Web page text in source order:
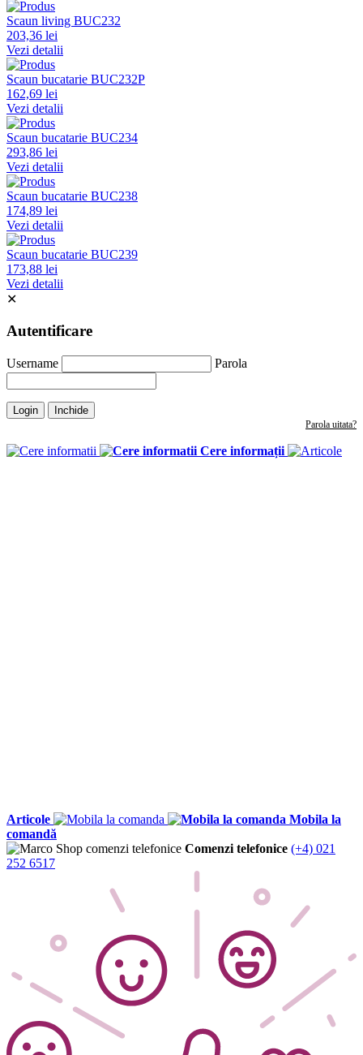
Scaun living BUC232
203,36 lei
Vezi detalii
Scaun bucatarie BUC232P
162,69 lei
Vezi detalii
Scaun bucatarie BUC234
293,86 lei
Vezi detalii
Scaun bucatarie BUC238
174,89 lei
Vezi detalii
Scaun bucatarie BUC239
173,88 lei
Vezi detalii
✕
Autentificare
Username Parola
Login Inchide
Parola uitata?
Cere informații
Articole
Mobila la
comandă
Comenzi telefonice (+4) 021
252 6517